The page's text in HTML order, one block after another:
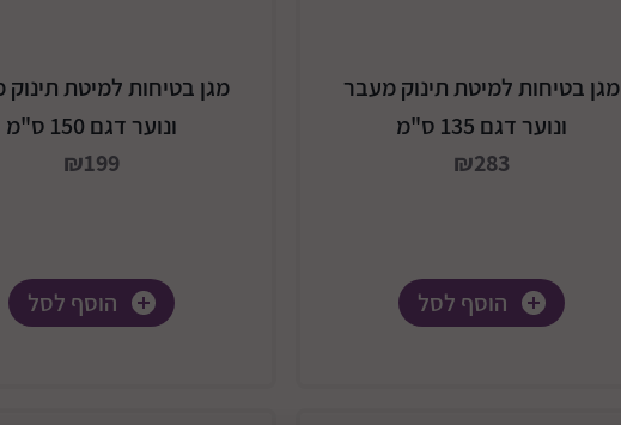
מגן בטיחות למיטת תינוק מעבר
ונוער דגם 135 ס"מ
₪283
הוסף לסל
מגן בטיחות למיטת
ונוער דגם 150 ס"מ
₪199
הוסף לסל